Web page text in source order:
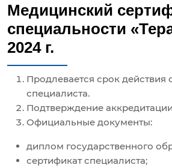
Медицинский
специальности
2024 г.
Продлевается срок действия
специалиста.
Подтверждение
Официальные документы:
диплом государственного
сертификат специалиста;